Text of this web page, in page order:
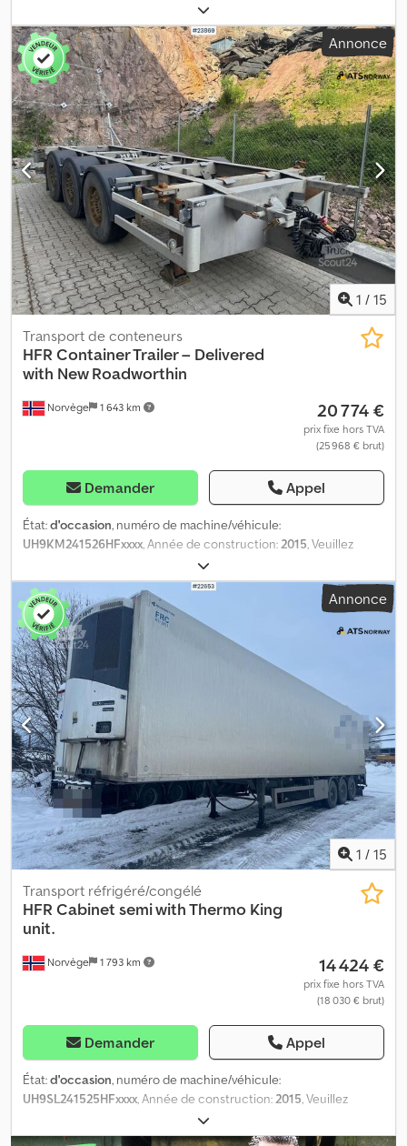
indiquer le numéro de référence lors de la demande : 23418
Spécifications : Modèle 2013 Non homologué UE Dcsdszqlx Dopfx
Aqlsk Dernière homologation UE jusqu'au : 19/10/25 Vendu comme
objet à réparer Les freins doivent être remplacés pour obtenir
l’homologation UE 2 essieux Ridelles rabattables Pneus (voir
photos) Remorque galvanisée Feux de recul Prête à être livrée
Description : Nous proposons à la vente une remorque bâchée
galvanisée HFR à 2 essieux avec ridelles rabattables de l'année
2013. La remorque est vendue comme objet à réparer, car elle
n'est pas homologuée UE. Les freins doivent être remplacés afin
d'obtenir l’homologation européenne. Prévoir des frais
supplémentaires. Prête à la livraison. Km : 1 Contrôle technique :
Non Homologation européenne jusqu'au : 19/10/2025 Poids à vide :
5100 Poids total : 18000 Charge utile : 12900 Largeur : 255
Longueur : 989 Modèle : Remorque plateau galvanisée 2 essieux
avec ridelles rabattables = Informations complémentaires =
Veuillez contacter ATS Norway pour plus d'informations.
Annonce
1 / 15
Norvège 1 643 km
Transport de conteneurs
HFR Container Trailer – Delivered
with New Roadworthin
20 774 €
prix fixe hors TVA
(25 968 € brut)
Demander Appel
État:d'occasion, numéro de machine/véhicule:
UH9KM241526HFxxxx , Année de construction: 2015 , Veuillez
indiquer le numéro de référence sur demande : 23869
Caractéristiques techniques : Livré avec un contrôle technique
valide. Année de construction : 2015 Suspension pneumatique
Pneumatiques (voir photos) Longueur : 991 cm Largeur : 255 cm
Empattement : 131/131 cm Poids à vide : 3 900 kg Charge utile
maximale : 20 100 kg Coffre à outils Description : Remorque porte-
conteneur HFR, année de construction 2015. Dcodpfx Ajzqk
Uksqlsk La remorque est livrée avec un contrôle technique
valide. Livraison rapide possible. Contrôle technique (TUF) : Non
Approbation européenne valable jusqu'au : 24.04.2026 Poids à
vide : 3 900 Charge utile : 20 100 Largeur : 255 Longueur : 991
Modèle : Remorque porte-conteneur - livrée avec approbation
européenne = Informations complémentaires = Contactez ATS
Norway pour obtenir des informations supplémentaires.
Annonce
1 / 15
Norvège 1 793 km
Transport réfrigéré/congélé
HFR Cabinet semi with Thermo King
unit.
14 424 €
prix fixe hors TVA
(18 030 € brut)
Demander Appel
État:d'occasion, numéro de machine/véhicule:
UH9SL241525HFxxxx, Année de construction:2015, Veuillez
indiquer le numéro de référence lors de la demande : 22653
Dcsdjzqra Uepfx Aqljk Caractéristiques : Modèle 2015 Suspension